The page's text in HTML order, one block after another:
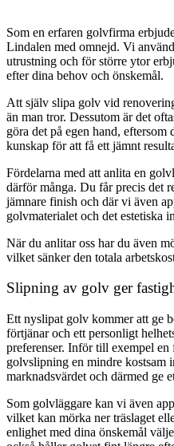
Som en erfaren golvfirma
Lindalen med omnejd. Vi
utrustning och för större ytor
efter dina behov och önskemål.
Att själv slipa golv vid
än man tror. Dessutom är det
göra det på egen hand,
kunskap för att få ett jämnt
Fördelarna med att anlita en
därför många. Du får precis det
jämnare finish och där vi även
golvmaterialet och det estetiska
När du anlitar oss har du även
vilket sänker den totala
Slipning av golv ger
Ett nyslipat golv kommer att ge
förtjänar och ett personligt
preferenser. Inför till exempel
golvslipning en mindre kostsam
marknadsvärdet och därmed ge
Som golvläggare kan vi även
vilket kan mörka ner träslaget
enlighet med dina önskemål